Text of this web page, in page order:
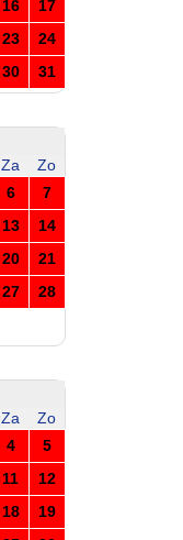
16
17
23
24
30 31
Za
Zo
6
7
13
14
20
21
27
28
Za
Zo
4
5
11
12
18
19